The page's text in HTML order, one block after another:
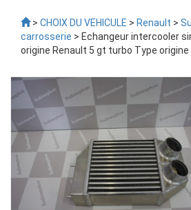
> CHOIX DU VEHICULE > Renault >
carrosserie > Echangeur intercooler
origine Renault 5 gt turbo Type origine